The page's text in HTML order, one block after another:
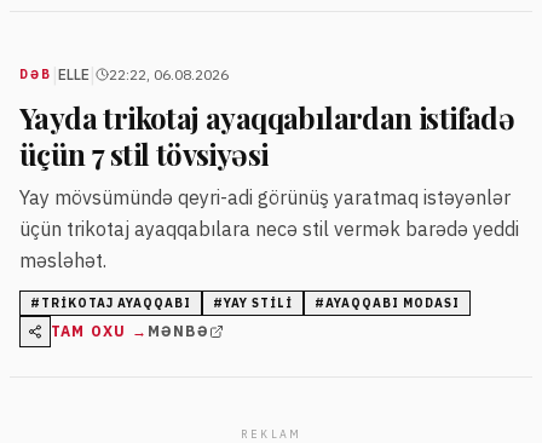
DƏB ELLE 22:22, 06.08.2026
Yayda trikotaj ayaqqabılardan istifadə
üçün 7 stil tövsiyəsi
Yay mövsümündə qeyri-adi görünüş yaratmaq istəyənlər
üçün trikotaj ayaqqabılara necə stil vermək barədə yeddi
məsləhət.
# TRIKOTAJ AYAQQABI #YAY STILI #AYAQQABI MODASI
TAM OXU → MƏNBƏ
REKLAM